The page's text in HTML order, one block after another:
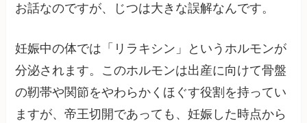
お話なのですが、じつは大きな誤解なんです。
妊娠中の体では「リラキシン」というホルモンが
分泌されます。このホルモンは出産に向けて骨盤
の靭帯や関節をやわらかくほぐす役割を持ってい
ますが、帝王切開であっても、妊娠した時点から